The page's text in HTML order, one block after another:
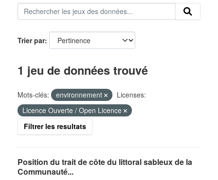
Trier par
1 jeu de données trouvé
Mots-clés: environnement
Licenses:
Licence Ouverte / Open Licence
Filtrer les resultats
Position du trait de côte du littoral sableux de la
Communauté...